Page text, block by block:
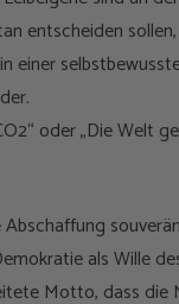
entscheiden
einer
oder „Die Welt
als Wille
Motto, dass die